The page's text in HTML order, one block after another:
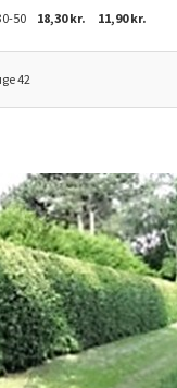
50 18,30 kr. 11,90 kr.
42